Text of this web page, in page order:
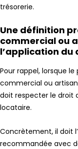
trésorerie.
Une définition
commercial ou
l’application du
Pour rappel, lorsque le
commercial ou
doit respecter le droit
locataire.
Concrètement, il doit
recommandée avec